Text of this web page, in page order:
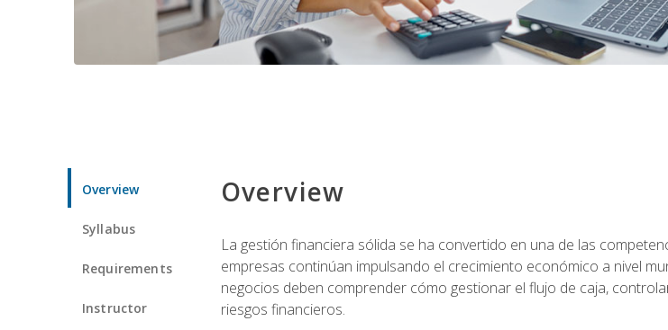
Overview
Syllabus
Requirements
Instructor
Overview
La gestión financiera sólida se ha convertido en una de las
empresas continúan impulsando el crecimiento económico a nivel
negocios deben comprender cómo gestionar el flujo de caja,
riesgos financieros.